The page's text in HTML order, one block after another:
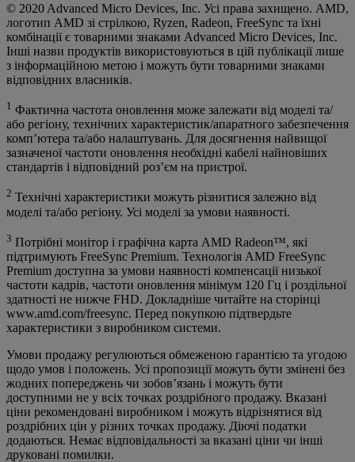
© 2020 Advanced Micro Devices, Inc. Усі права захищено. AMD,
логотип AMD зі стрілкою, Ryzen, Radeon, FreeSync та їхні
комбінації є товарними знаками Advanced Micro Devices, Inc.
Інші назви продуктів використовуються в цій публікації лише
з інформаційною метою і можуть бути товарними знаками
відповідних власників.
1 Фактична частота оновлення може залежати від моделі та/
або регіону, технічних характеристик/апаратного забезпечення
комп’ютера та/або налаштувань. Для досягнення найвищої
зазначеної частоти оновлення необхідні кабелі найновіших
стандартів і відповідний роз’єм на пристрої.
2 Технічні характеристики можуть різнитися залежно від
моделі та/або регіону. Усі моделі за умови наявності.
3 Потрібні монітор і графічна карта AMD Radeon™, які
підтримують FreeSync Premium. Технологія AMD FreeSync
Premium доступна за умови наявності компенсації низької
частоти кадрів, частоти оновлення мінімум 120 Гц і роздільної
здатності не нижче FHD. Докладніше читайте на сторінці
www.amd.com/freesync. Перед покупкою підтвердьте
характеристики з виробником системи.
Умови продажу регулюються обмеженою гарантією та угодою
щодо умов і положень. Усі пропозиції можуть бути змінені без
жодних попереджень чи зобов’язань і можуть бути
доступними не у всіх точках роздрібного продажу. Вказані
ціни рекомендовані виробником і можуть відрізнятися від
роздрібних цін у різних точках продажу. Діючі податки
додаються. Немає відповідальності за вказані ціни чи інші
друковані помилки.